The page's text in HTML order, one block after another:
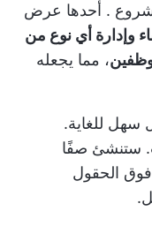
. أحدها عرض
وإدارة أي نوع من
، مما يجعله
سهل للغاية.
ستنشئ صفًا
فوق الحقول